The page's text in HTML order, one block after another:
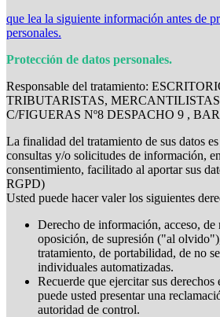
que lea la siguiente información antes de
personales.
Protección de datos personales.
Responsable del tratamiento:
TRIBUTARISTAS,
C/FIGUERAS Nº8 DESPACHO 9 ,
La finalidad del tratamiento de sus datos es
consultas y/o solicitudes de información,
consentimiento, facilitado al aportar sus
RGPD)
Usted puede hacer valer los siguientes
Derecho de información, acceso,
oposición, de supresión ("al
tratamiento, de portabilidad, de no
individuales automatizadas.
Recuerde que ejercitar sus derechos
puede usted presentar una
autoridad de control.